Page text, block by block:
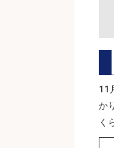
11
か
く